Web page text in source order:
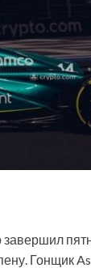
Гонщик